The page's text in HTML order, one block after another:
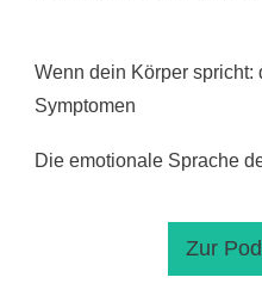
Wenn dein Körper spricht:
Symptomen
Die emotionale Sprache
Zur